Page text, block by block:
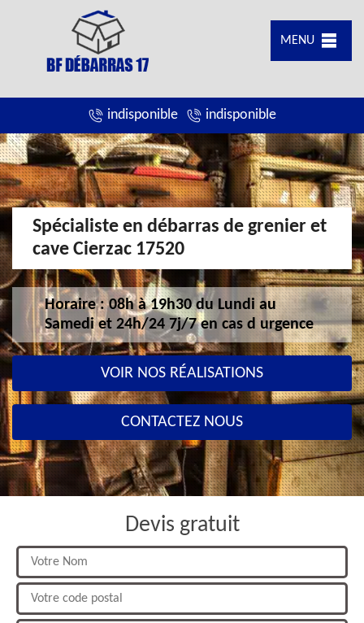
MENU
indisponible indisponible
Spécialiste en débarras de grenier et
cave Cierzac 17520
Horaire : 08h à 19h30 du Lundi au
Samedi et 24h/24 7j/7 en cas d urgence
VOIR NOS RÉALISATIONS
CONTACTEZ NOUS
Devis gratuit